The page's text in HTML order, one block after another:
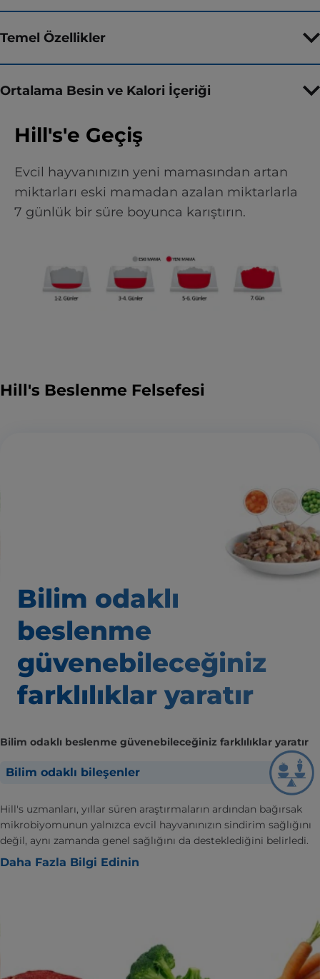
Temel Özellikler
Ortalama Besin ve Kalori İçeriği
Hill's'e Geçiş
Evcil hayvanınızın yeni mamasından artan
miktarları eski mamadan azalan miktarlarla
7 günlük bir süre boyunca karıştırın.
Hill's Beslenme Felsefesi
Bilim odaklı
beslenme
güvenebileceğiniz
farklılıklar yaratır
Bilim odaklı beslenme güvenebileceğiniz farklılıklar yaratır
Bilim odaklı bileşenler
Hill's uzmanları, yıllar süren araştırmaların ardından bağırsak
mikrobiyomunun yalnızca evcil hayvanınızın sindirim sağlığını
değil, aynı zamanda genel sağlığını da desteklediğini belirledi.
Daha Fazla Bilgi Edinin